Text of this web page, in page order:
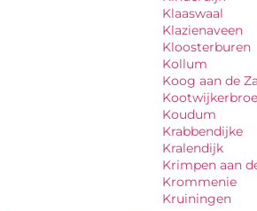
Klaaswaal
Klazienaveen
Kloosterburen
Kollum
Koog aan de
Koudum
Krabbendijke
Kralendijk
Krimpen aan
Krommenie
Kruiningen